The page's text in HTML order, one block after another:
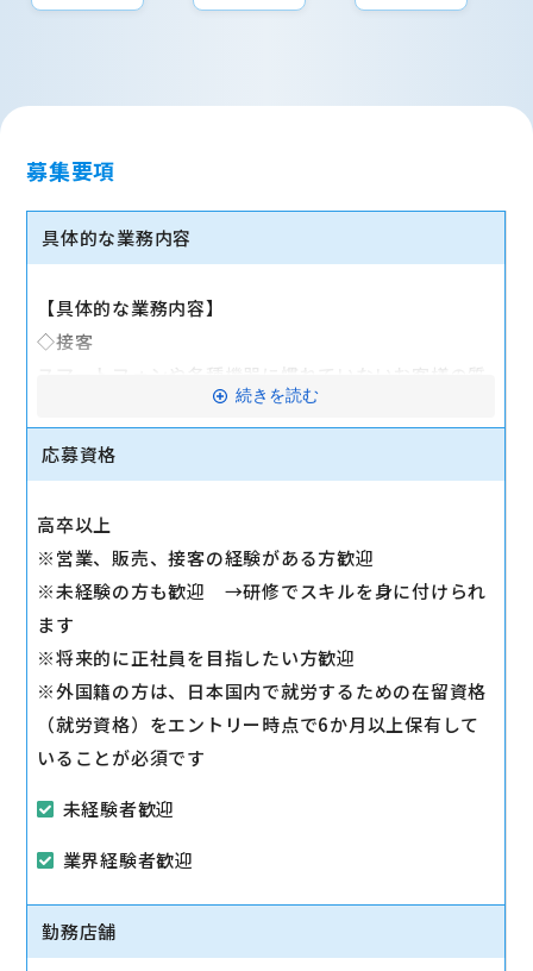
募集要項
具体的な業務内容
【具体的な業務内容】
◇接客
スマートフォンや各種機器に慣れていないお客様の質
◇スマホ教室の開催/運営
契約への誘導、店舗の利益に繋がる積極的なアプロー
チを実施します。
◇注力サービスのご提案
スマホ教室を通して「PayPay」「Yahoo!ショッピン
グ」「LINE」など、おススメサービスを体験いただき
ながら提案します。
続きを読む
応募資格
高卒以上
※営業、販売、接客の経験がある方歓迎
※未経験の方も歓迎 →研修でスキルを身に付けられ
ます
※将来的に正社員を目指したい方歓迎
※外国籍の方は、日本国内で就労するための在留資格
（就労資格）をエントリー時点で6か月以上保有して
いることが必須です
未経験者歓迎
業界経験者歓迎
勤務店舗